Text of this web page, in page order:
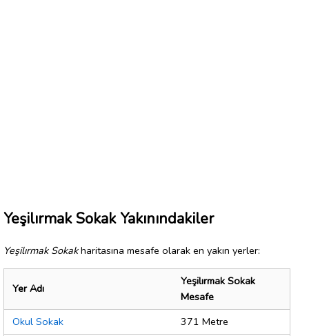
Yeşilırmak Sokak Yakınındakiler
Yeşilırmak Sokakharitasına mesafe olarak en yakın yerler:
Yer Adı
Yeşilırmak Sokak
Mesafe
Okul Sokak
371 Metre